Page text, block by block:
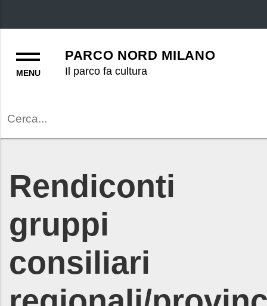
PARCO NORD MILANO
Il parco fa cultura
Rendiconti
gruppi
consiliari